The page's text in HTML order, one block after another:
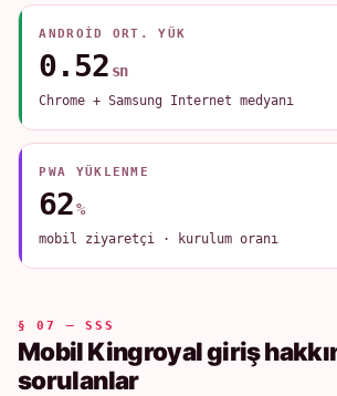
ANDROID ORT. YÜK
0.52 sn
Chrome + Samsung Internet medyanı
PWA YÜKLENME
62%
mobil ziyaretçi · kurulum oranı
§ 07 — SSS
Mobil Kingroyal giriş
sorulanlar